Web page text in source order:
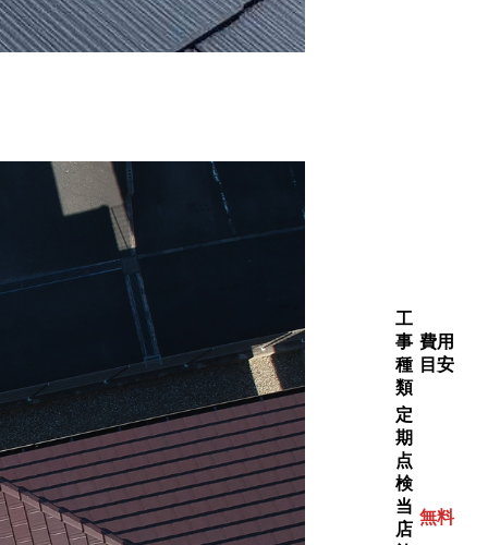
工
事
種
類
費用
目安
定
期
点
検
当
店
無料